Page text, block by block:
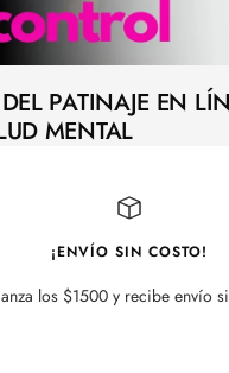
PATINAJE EN
MENTAL
¡ENVÍO SIN COSTO!
los $1500 y recibe envío